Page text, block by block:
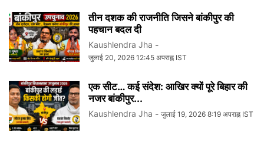
तीन दशक की राजनीति जिसने बांकीपुर की
पहचान बदल दी
Kaushlendra Jha -
जुलाई 20, 2026 12:45 अपराह्न IST
एक सीट… कई संदेश: आखिर क्यों पूरे बिहार की
नजर बांकीपुर...
Kaushlendra Jha - जुलाई 19, 2026 8:19 अपराह्न IST